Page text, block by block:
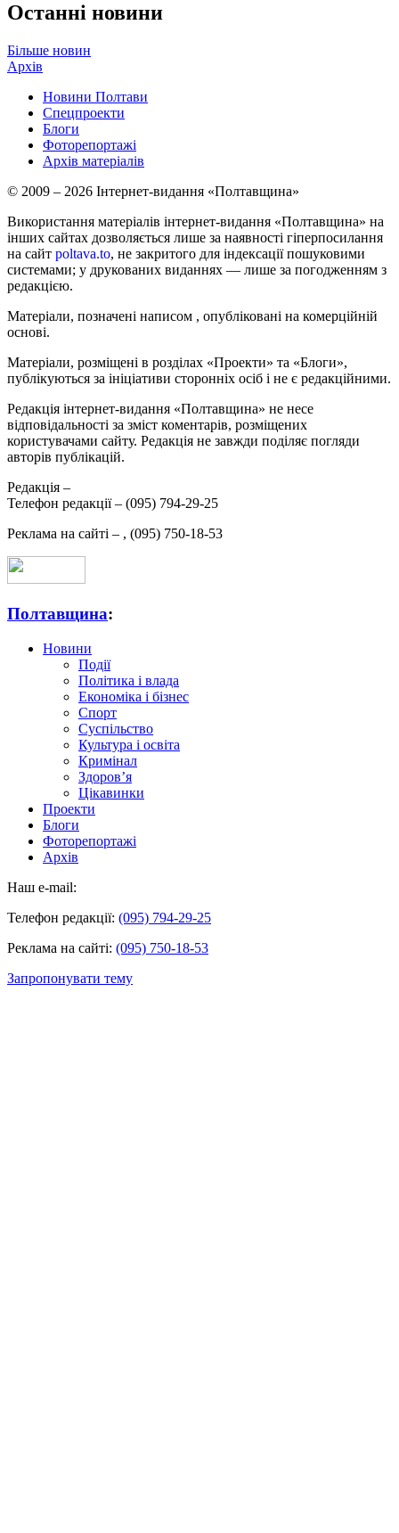
Останні новини
Більше новин
Архів
Новини Полтави
Спецпроекти
Блоги
Фоторепортажі
Архів матеріалів
© 2009 – 2026 Інтернет-видання «Полтавщина»
Використання матеріалів інтернет-видання «Полтавщина» на
інших сайтах дозволяється лише за наявності гіперпосилання
на сайт poltava.to, не закритого для індексації пошуковими
системами; у друкованих виданнях — лише за погодженням з
редакцією.
Матеріали, позначені написом , опубліковані на комерційній
основі.
Матеріали, розміщені в розділах «Проекти» та «Блоги»,
публікуються за ініціативи сторонніх осіб і не є редакційними.
Редакція інтернет-видання «Полтавщина» не несе
відповідальності за зміст коментарів, розміщених
користувачами сайту. Редакція не завжди поділяє погляди
авторів публікацій.
Редакція –
Телефон редакції – (095) 794-29-25
Реклама на сайті – , (095) 750-18-53
Полтавщина:
Новини
Події
Політика і влада
Економіка і бізнес
Спорт
Суспільство
Культура і освіта
Кримінал
Здоров’я
Цікавинки
Проекти
Блоги
Фоторепортажі
Архів
Наш e-mail:
Телефон редакції: (095) 794-29-25
Реклама на сайті: (095) 750-18-53
Запропонувати тему